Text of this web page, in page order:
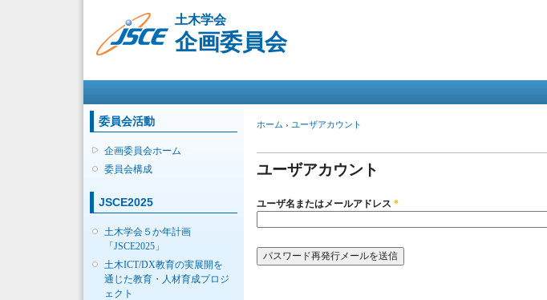
土木学会
企画委員会
委員会活動
企画委員会ホーム
委員会構成
JSCE2025
土木学会５か年計画
「JSCE2025」
土木ICT/DX教育の実展開を
通じた教育・人材育成プロジ
ェクト
現在地
ホーム › ユーザアカウント
ユーザアカウント
ユーザ名またはメールアドレス *